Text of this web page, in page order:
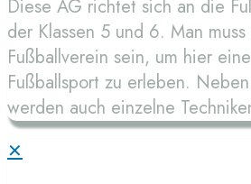
Diese AG richtet sich an die
der Klassen 5 und 6. Man
Fußballverein sein, um hier
Fußballsport zu erleben.
werden auch einzelne
✕